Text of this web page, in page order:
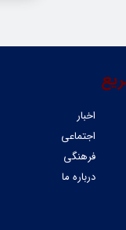
اخبار
اجتماعی
فرهنگی
درباره ما